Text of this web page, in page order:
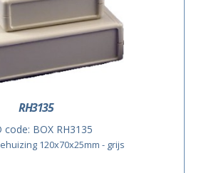
RH3135
code: BOX RH3135
120x70x25mm - grijs